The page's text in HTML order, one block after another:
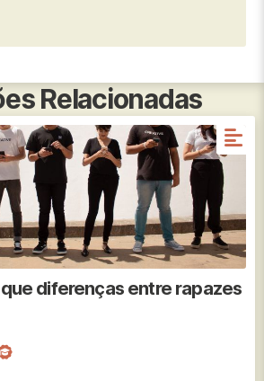
Relacionadas
diferenças entre rapazes